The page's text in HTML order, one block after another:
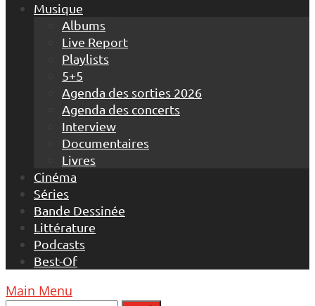
Musique
Albums
Live Report
Playlists
5+5
Agenda des sorties 2026
Agenda des concerts
Interview
Documentaires
Livres
Cinéma
Séries
Bande Dessinée
Littérature
Podcasts
Best-Of
Main Menu